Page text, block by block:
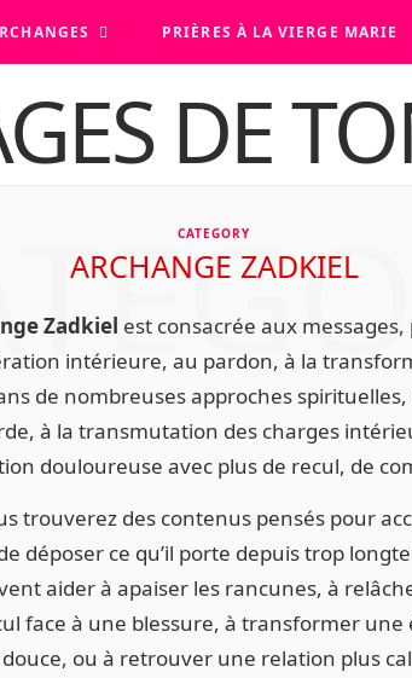
PRIÈRES À LA VIERGE MARIE
CATEGORY
ARCHANGE ZADKIEL
Zadkiel est consacrée aux
intérieure, au pardon, à la
de nombreuses approches spirituelles,
à la transmutation des charges
douloureuse avec plus de recul, de
trouverez des contenus pensés pour
déposer ce qu’il porte depuis trop
aider à apaiser les rancunes, à
face à une blessure, à transformer
ou à retrouver une relation plus